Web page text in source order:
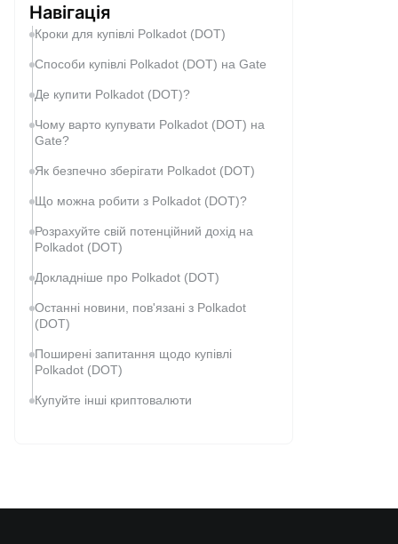
Навігація
Кроки для купівлі Polkadot (DOT)
Способи купівлі Polkadot (DOT) на Gate
Де купити Polkadot (DOT)?
Чому варто купувати Polkadot (DOT) на
Gate?
Як безпечно зберігати Polkadot (DOT)
Що можна робити з Polkadot (DOT)?
Розрахуйте свій потенційний дохід на
Polkadot (DOT)
Докладніше про Polkadot (DOT)
Останні новини, пов'язані з Polkadot
(DOT)
Поширені запитання щодо купівлі
Polkadot (DOT)
Купуйте інші криптовалюти